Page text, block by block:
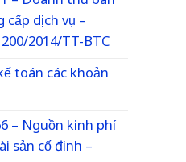
cấp dịch vụ –
2014/TT-BTC
toán các khoản
– Nguồn kinh phí
sản cố định –